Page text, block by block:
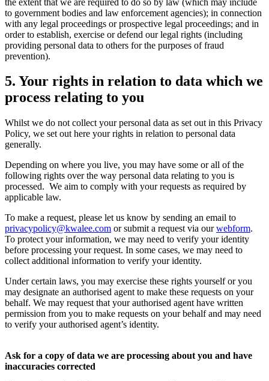
to government bodies and law enforcement agencies); in connection
with any legal proceedings or prospective legal proceedings; and in
order to establish, exercise or defend our legal rights (including
providing personal data to others for the purposes of fraud
prevention).
5. Your rights in relation to data which we
process relating to you
Whilst we do not collect your personal data as set out in this Privacy
Policy, we set out here your rights in relation to personal data
generally.
Depending on where you live, you may have some or all of the
following rights over the way personal data relating to you is
processed. We aim to comply with your requests as required by
applicable law.
To make a request, please let us know by sending an email to
privacypolicy@kwalee.com or submit a request via ourwebform.
To protect your information, we may need to verify your identity
before processing your request. In some cases, we may need to
collect additional information to verify your identity.
Under certain laws, you may exercise these rights yourself or you
may designate an authorised agent to make these requests on your
behalf. We may request that your authorised agent have written
permission from you to make requests on your behalf and may need
to verify your authorised agent’s identity.
Ask for a copy of data we are processing about you and have
inaccuracies corrected